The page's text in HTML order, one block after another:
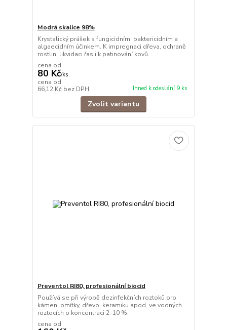
Modrá skalice 98%
Krystalický prášek s fungicidním, baktericidním a
algaecidním účinkem. K impregnaci dřeva, ochraně
rostlin, likvidaci řas i k patinování kovů.
cena od
80 Kč/ks
cena od
66,12 Kč bez DPH Ihned k odeslání 9 ks
Zvolit variantu
Preventol RI80, profesionální biocid
Používá se při výrobě dezinfekčních roztoků pro
kámen, omítky, dřevo, keramiku apod. ve vodných
roztocích o koncentraci 2–10 %.
cena od